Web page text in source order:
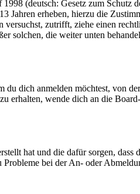
(deutsch: Gesetz zum
Jahren erheben, hierzu die
zutrifft, ziehe einen
solchen, die weiter unten
du dich anmelden möchtest, von
erhalten, wende dich an die
hat und die dafür sorgen,
bei der An- oder